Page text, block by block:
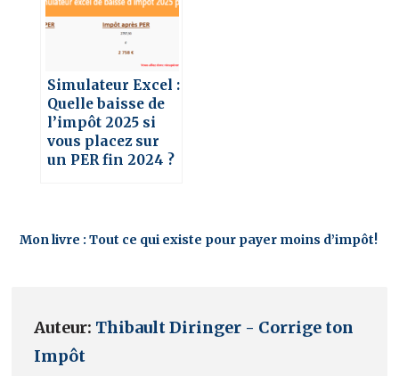
Simulateur Excel :
Quelle baisse de
l’impôt 2025 si
vous placez sur
un PER fin 2024 ?
Mon livre : Tout ce qui existe pour payer moins d’impôt!
Auteur: Thibault Diringer - Corrige ton
Impôt